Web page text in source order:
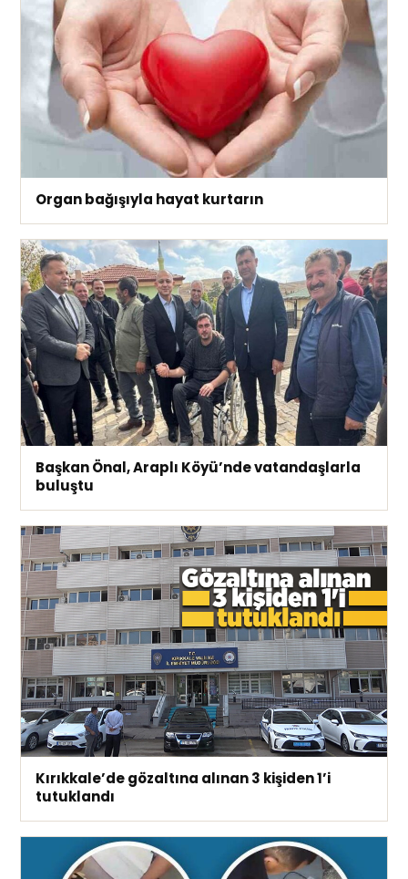
Organ bağışıyla hayat kurtarın
Başkan Önal, Araplı Köyü’nde vatandaşlarla
buluştu
Kırıkkale’de gözaltına alınan 3 kişiden 1’i
tutuklandı